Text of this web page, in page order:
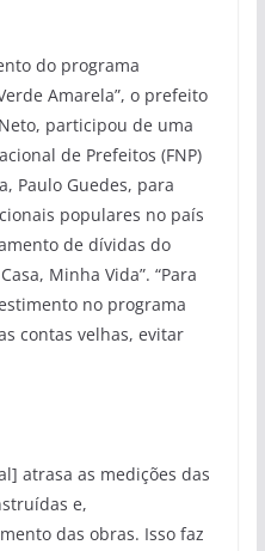
do programa
Amarela”, o prefeito
participou de uma
de Prefeitos (FNP)
Paulo Guedes, para
populares no país
de dívidas do
Minha Vida”. “Para
no programa
contas velhas, evitar
atrasa as medições das
e,
das obras. Isso faz